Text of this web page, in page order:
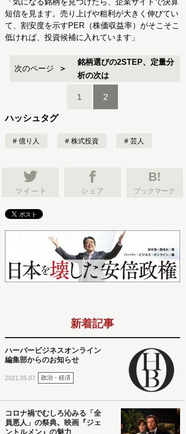
短信を見ます。売り上げや粗利が大きく伸びてい
て、割安度を示すPER（株価収益率）がそこそこ
低ければ、投資候補に入れています」
次のページ
銘柄選びの2STEP、定量分
析の次は
1 2
ハッシュタグ
億り人 株式投資 芸人
B!
ブックマーク
新着記事
ハーバービジネスオンライン
編集部からのお知らせ
2021.05.07 政治・経済
コロナ禍でむしろ沁みる「全
員悪人」の祭典。映画『ジェ
ントルメン』の魅力